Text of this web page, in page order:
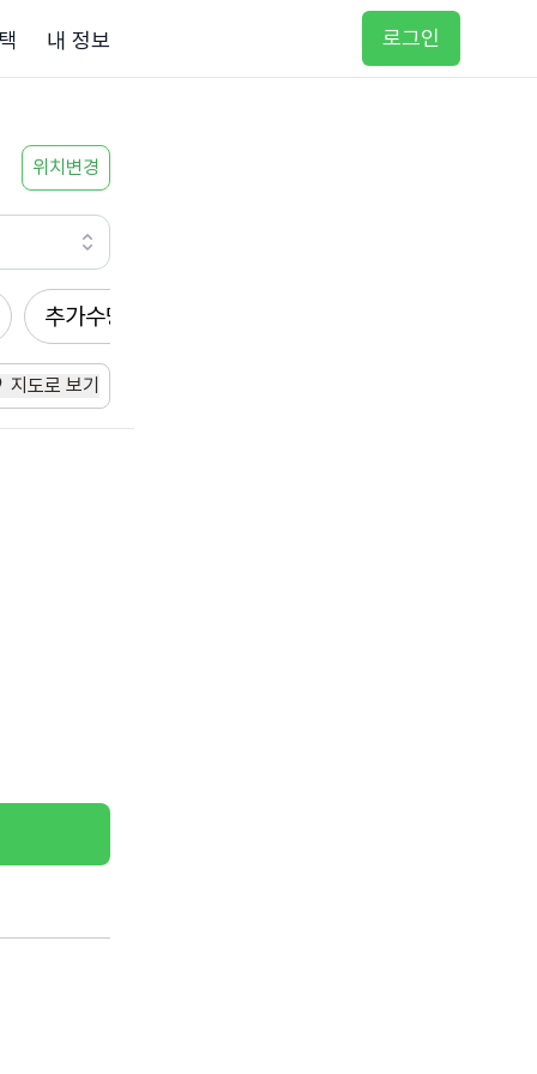
내 정보 로그인
위치변경
추가수당
지도로 보기